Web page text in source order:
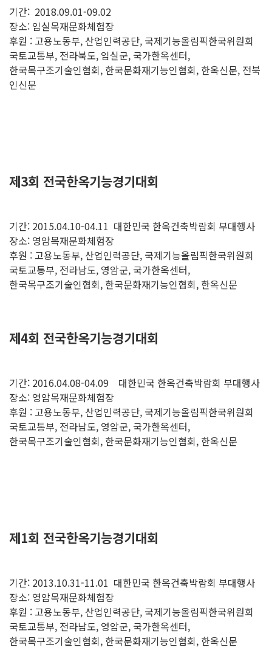
기간: 2018.09.01-09.02
장소: 임실목재문화체험장
후원 : 고용노동부, 산업인력공단, 국제기능올림픽한국위원회
국토교통부, 전라북도, 임실군, 국가한옥센터,
한국목구조기술인협회, 한국문화재기능인협회, 한옥신문, 전북
인신문
제3회 전국한옥기능경기대회
기간: 2015.04.10-04.11 대한민국 한옥건축박람회 부대행사
장소: 영암목재문화체험장
후원 : 고용노동부, 산업인력공단, 국제기능올림픽한국위원회
국토교통부, 전라남도, 영암군, 국가한옥센터,
한국목구조기술인협회, 한국문화재기능인협회, 한옥신문
제4회 전국한옥기능경기대회
기간: 2016.04.08-04.09 대한민국 한옥건축박람회 부대행사
장소: 영암목재문화체험장
후원 : 고용노동부, 산업인력공단, 국제기능올림픽한국위원회
국토교통부, 전라남도, 영암군, 국가한옥센터,
한국목구조기술인협회, 한국문화재기능인협회, 한옥신문
제1회 전국한옥기능경기대회
기간: 2013.10.31-11.01 대한민국 한옥건축박람회 부대행사
장소: 영암목재문화체험장
후원 : 고용노동부, 산업인력공단, 국제기능올림픽한국위원회
국토교통부, 전라남도, 영암군, 국가한옥센터,
한국목구조기술인협회, 한국문화재기능인협회, 한옥신문